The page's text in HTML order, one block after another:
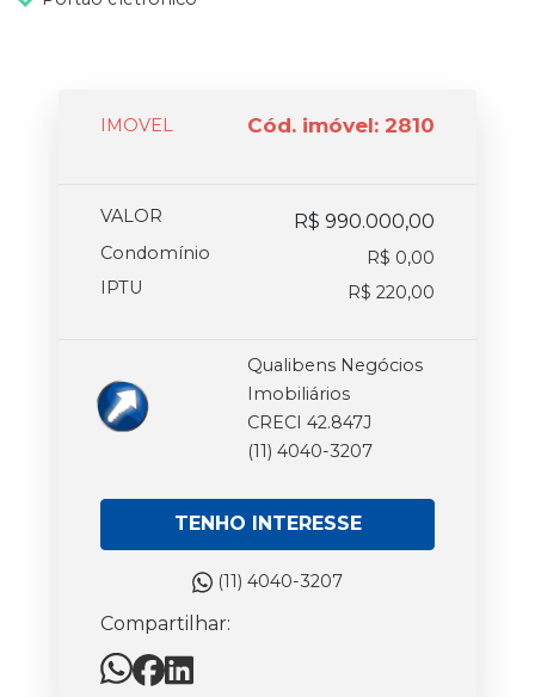
IMOVEL Cód. imóvel: 2810
VALOR R$ 990.000,00
Condomínio
R$ 0,00
IPTU
R$ 220,00
Qualibens Negócios
Imobiliários
CRECI 42.847J
(11) 4040-3207
TENHO INTERESSE
(11) 4040-3207
Compartilhar: